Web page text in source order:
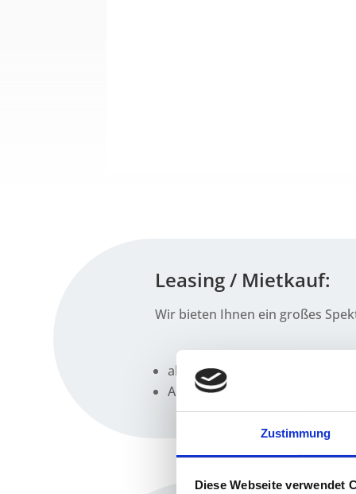
Zustimmung
Diese Webseite verwendet
Lea­sing / Mietkauf:
Wir bie­ten Ihnen ein gro­ßes
aktu­el­ler Brief­kopf Ihres
Ange­bot zum Lea­sing-/